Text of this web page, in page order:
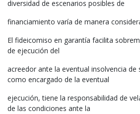
diversidad de escenarios posibles de
financiamiento varía de manera
El fideicomiso en garantía facilita
de ejecución del
acreedor ante la eventual insolvencia de
como encargado de la eventual
ejecución, tiene la responsabilidad de
de las condiciones ante la